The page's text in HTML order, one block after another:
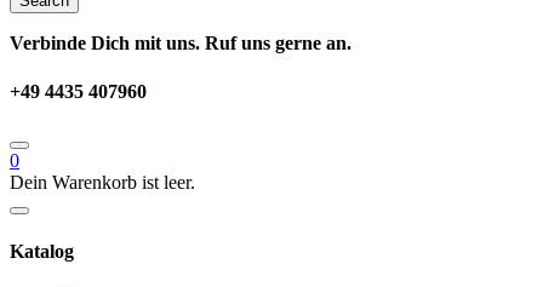
Verbinde Dich mit uns. Ruf uns gerne an.
+49 4435 407960
0
Dein Warenkorb ist leer.
Katalog